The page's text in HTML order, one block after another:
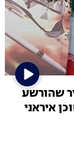
שהורשע
איראני